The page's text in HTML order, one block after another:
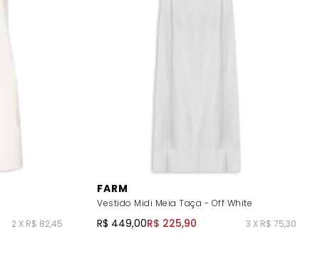
2 X R$ 82,45
FARM
Vestido Midi Meia Taça - Off White
R$ 449,00R$ 225,90 3 X R$ 75,30